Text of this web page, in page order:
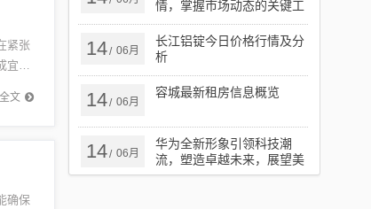
紧张
宜高
文
确保
情，掌握市场动态的关键工
具
14/ 06月
长江铝锭今日价格行情及分
析
14/ 06月
容城最新租房信息概览
14/ 06月
华为全新形象引领科技潮
流，塑造卓越未来，展望美
好未来